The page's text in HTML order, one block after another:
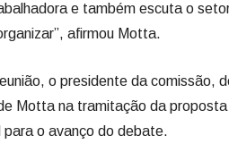
e também escuta o
afirmou Motta.
o presidente da comissão,
Motta na tramitação da
para o avanço do debate.